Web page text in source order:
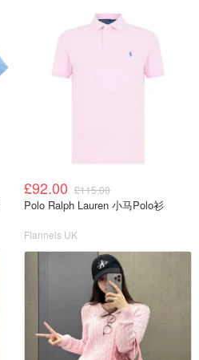
£92.00 £115.00
Polo Ralph Lauren 小马Polo衫
Flannels UK